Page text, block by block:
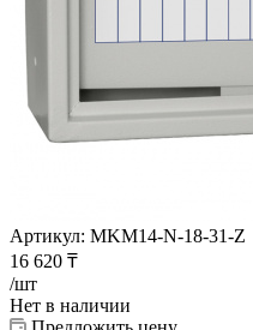
Артикул: MKM14-N-18-31-Z
16 620 ₸
/шт
Нет в наличии